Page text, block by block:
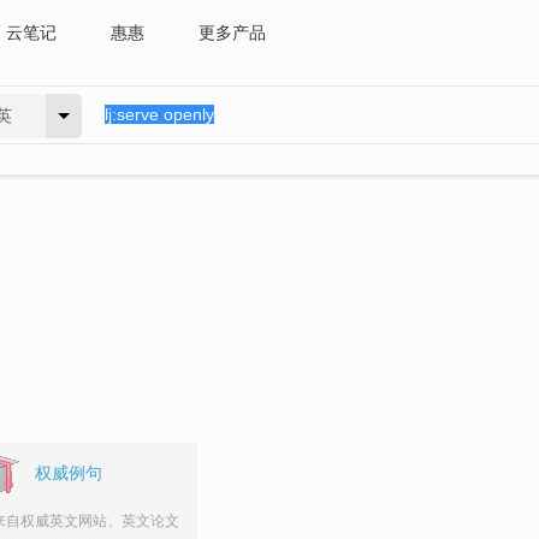
云笔记 惠惠 更多产品
权威例句
自权威英文网站、英文论文